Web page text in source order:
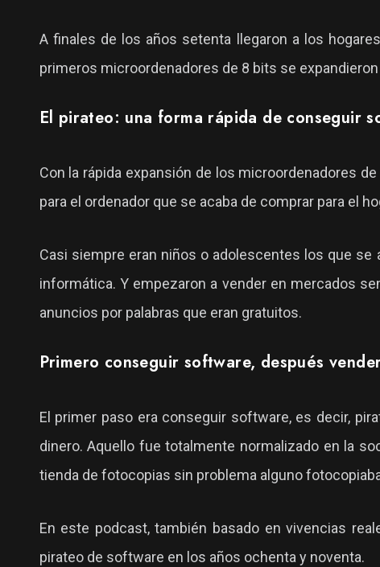
A finales de los años setenta llegaron a los
primeros microordenadores de 8 bits se
El pirateo: una forma rápida de conseguir
Con la rápida expansión de los microordenadores
para el ordenador que se acaba de comprar para el
Casi siempre eran niños o adolescentes los que se
informática. Y empezaron a vender en mercados
anuncios por palabras que eran gratuitos.
Primero conseguir software, después
El primer paso era conseguir software, es decir,
dinero. Aquello fue totalmente normalizado en la
tienda de fotocopias sin problema alguno
En este podcast, también basado en vivencias
pirateo de software en los años ochenta y noventa.